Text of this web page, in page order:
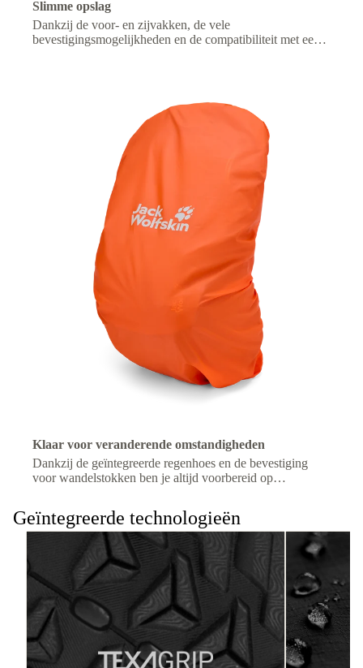
Slimme opslag
Dankzij de voor- en zijvakken, de vele
bevestigingsmogelijkheden en de compatibiliteit met een
Klaar voor veranderende omstandigheden
Dankzij de geïntegreerde regenhoes en de bevestiging
voor wandelstokken ben je altijd voorbereid op
Geïntegreerde technologieën